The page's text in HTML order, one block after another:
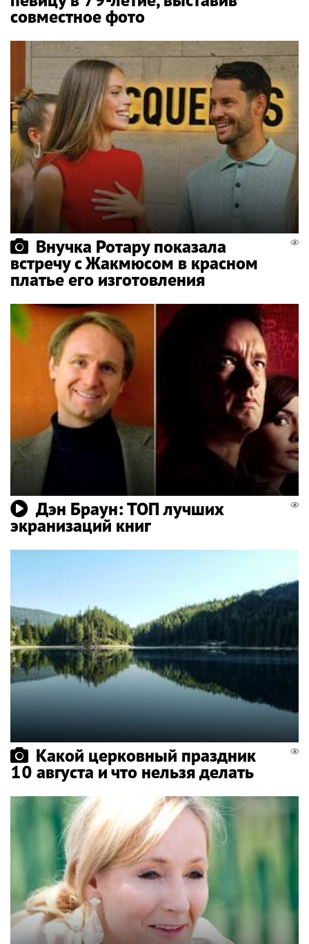
совместное фото
Внучка Ротару показала
встречу с Жакмюсом в красном
платье его изготовления
Дэн Браун: ТОП лучших
экранизаций книг
Какой церковный праздник
10 августа и что нельзя делать